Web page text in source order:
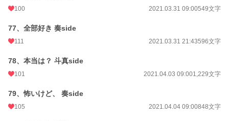
100 2021.03.31 09:00549文字
77、全部好き 奏side
111 2021.03.31 21:43596文字
78、本当は？ 斗真side
101 2021.04.03 09:001,229文字
79、怖いけど、 奏side
105 2021.04.04 09:00848文字